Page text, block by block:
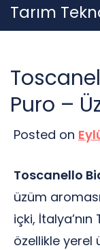
Skip
to
Tarım
Puro –
Posted on
Toscanello
üzüm
içki,
özellikle yerel